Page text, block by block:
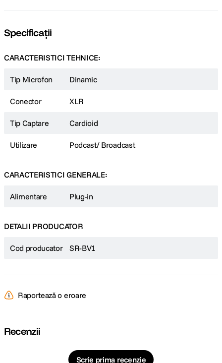
Specificații
CARACTERISTICI TEHNICE:
Tip Microfon Dinamic
Conector XLR
Tip Captare Cardioid
Utilizare Podcast/ Broadcast
CARACTERISTICI GENERALE:
Alimentare Plug-in
DETALII PRODUCATOR
Cod producator SR-BV1
Raportează o eroare
Recenzii
Scrie prima recenzie